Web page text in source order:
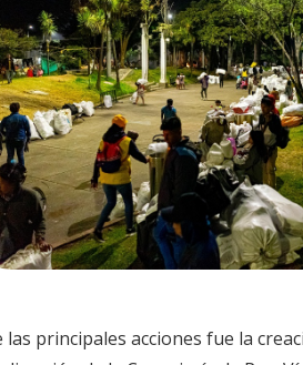
las principales acciones fue la